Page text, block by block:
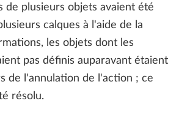
de plusieurs objets avaient été
calques à l'aide de la
les objets dont les
pas définis auparavant étaient
de l'annulation de l'action ; ce
résolu.